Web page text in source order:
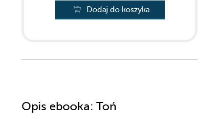
Dodaj do koszyka
Opis ebooka: Toń